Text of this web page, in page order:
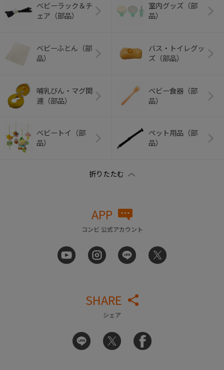
ベビーラック＆チ
ェア（部品）
室内グッズ（部
品）
ベビーふとん（部
品）
バス・トイレグッ
ズ（部品）
哺乳びん・マグ関
連（部品）
ベビー食器（部
品）
ベビートイ（部
品）
ペット用品（部
品）
APP
コンビ 公式アカウント
SHARE
シェア